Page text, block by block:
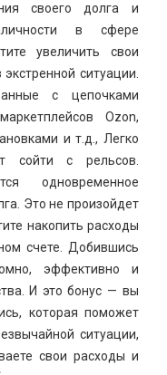
своего долга и
в сфере
увеличить свои
ситуации.
с цепочками
Ozon,
и т.д., Легко
сойти с рельсов.
одновременное
Это не произойдет
накопить расходы
счете. Добившись
эффективно и
И это бонус — вы
которая поможет
ситуации,
свои расходы и